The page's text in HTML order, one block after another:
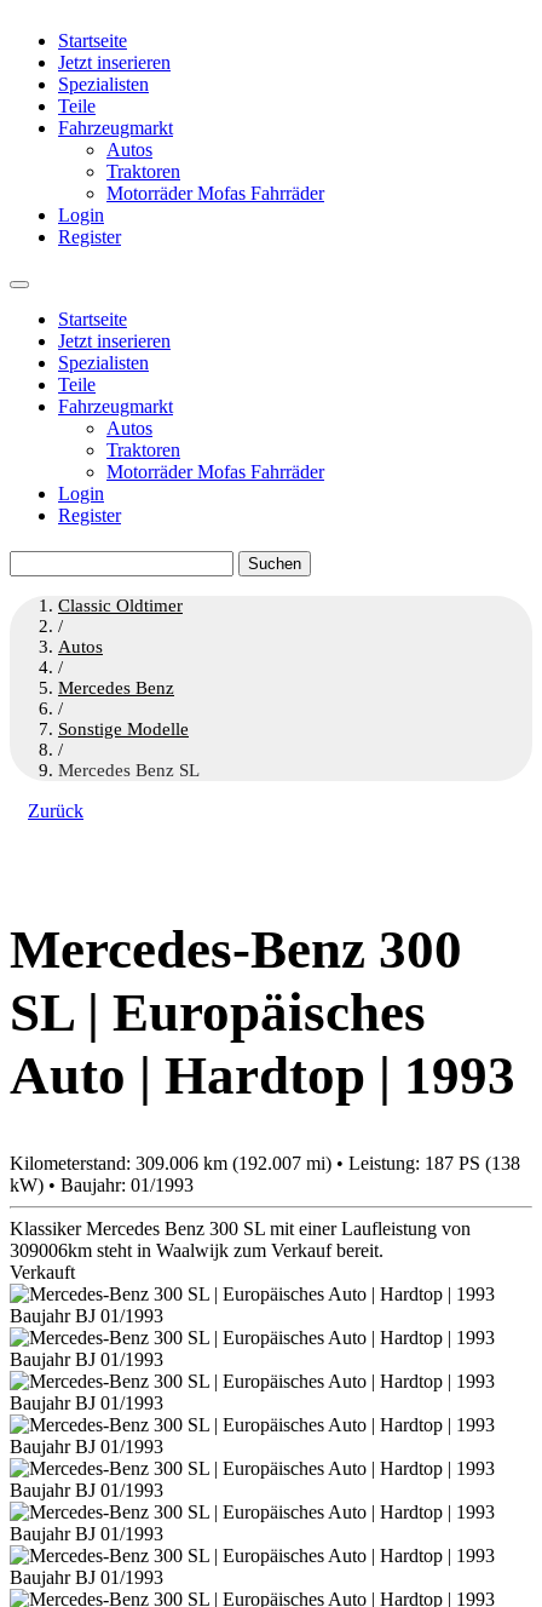
Startseite
Jetzt inserieren
Spezialisten
Teile
Fahrzeugmarkt
Autos
Traktoren
Motorräder Mofas Fahrräder
Login
Register
Startseite
Jetzt inserieren
Spezialisten
Teile
Fahrzeugmarkt
Autos
Traktoren
Motorräder Mofas Fahrräder
Login
Register
nach:
Classic Oldtimer
/
Autos
/
Mercedes Benz
/
Sonstige Modelle
/
Mercedes Benz SL
Zurück
Mercedes-Benz 300
SL | Europäisches
Auto | Hardtop | 1993
Kilometerstand: 309.006 km (192.007 mi) • Leistung: 187 PS (138
kW) • Baujahr: 01/1993
Klassiker Mercedes Benz 300 SL mit einer Laufleistung von
309006km steht in Waalwijk zum Verkauf bereit.
Verkauft